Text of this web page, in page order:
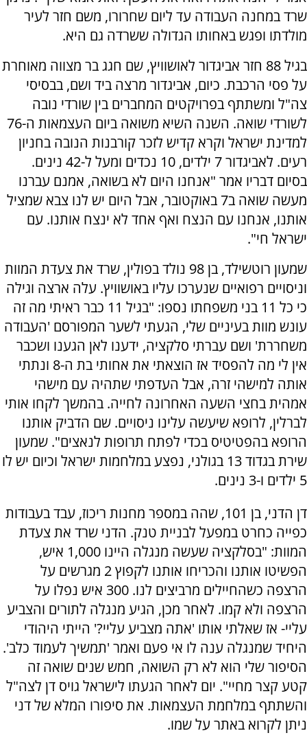
שרד במחנה העבודה עד ליום שחרורו, משם חזר לעיר
מולדתו ופגש באחותו הגדולה ששרדה גם היא.
בגיל 88 חזר אביגדור לאושוויץ, שם חגג בר מצווה מאוחרת
על פסי הרכבת. כיום, אביגדור מרצה ביד ושם, בבסיסי
צה"ל ומשתתף בפרויקטים המחברים בין שורדי נובה
לשורדי שואה. השנה השיא משואה ביום העצמאות ה-76
למדינת ישראל וקרא קדיש לזכר קורבנות הנובה בחניון
רעים. לאביגדור 7 ילדים, 10 נכדים ומעל ל-42 נינים.
בסיום דבריו אמר "אנחנו היום לא בשואה, אמנם עברנו
מעשה שואה ב7 באוקטובר, אבל היום יש לנו צבא שמציל
אותנו, אנחנו עם הנצח ואף אחד לא ינצח אותנו. עם
ישראל חי".
שמעון רוטשילד, בן 98 נולד בפולין, שרד את צעדת המוות
וניסויים רפואיים שנערכו עליו באושוויץ. עלה ארצה וגילה
כי כל 11 בני משפחתו נספו: "בגיל 11 כבר ראיתי מה זה
עונש מוות בעיניים שלי, הגעתי לשער המפורסם 'העבודה
משחררת' ושם עברתי סלקציה, ידענו לאן הגענו ושכבר
אין לי מה להפסיד אז הוצאתי את אחותי בת ה-8 ונתתי
אותה למישהי זרה, אבל העדפתי שתהיה עם מישהי
אמהית בחצי השעה האחרונה לחייה. בהמשך לקחו אותי
לברלין, לרופא שיעשה עלינו ניסויים. שם הדביק אותנו
הרופא בהפטיטיס בכדי לפתח תרופות לנאצים". שמעון
שירת בגדוד 13 בגולני, נפצע במלחמות ישראל וכיום יש לו
5 ילדים ו-3 נינים.
דן הדני, בן 101, שהה במספר מחנות ריכוז, עבד בעבודות
כפייה כחרט במפעל לבניית טנק. הדני שרד את צעדת
המוות: "בסלקציה שעשה מנגלה היינו 1,000 איש,
הפשיטו אותנו והכריחו אותנו לקפוץ 2 מגרשים על
הרצפה כשהחיילים מרביצים לנו. 300 איש נפלו על
הרצפה ולא קמו. לאחר מכן, הגיע מנגלה לתורים והצביע
עליי- אז שאלתי אותו 'אתה מצביע עליי?' הייתי היהודי
היחיד שמנגלה ענה לו אי פעם ואמר 'תמשיך לעמוד כלב'.
הסיפור שלי הוא לא רק השואה, חמש שנים שואה זה
קטע קצר מחיי". יום לאחר הגעתו לישראל גויס דן לצה"ל
והשתתף במלחמת העצמאות. את סיפורו המלא של דני
ניתן לקרוא באתר על שמו.